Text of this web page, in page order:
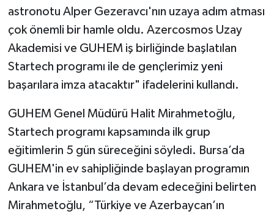
astronotu Alper Gezeravcı'nın uzaya adım atması
çok önemli bir hamle oldu. Azercosmos Uzay
Akademisi ve GUHEM iş birliğinde başlatılan
Startech programı ile de gençlerimiz yeni
başarılara imza atacaktır" ifadelerini kullandı.
GUHEM Genel Müdürü Halit Mirahmetoğlu,
Startech programı kapsamında ilk grup
eğitimlerin 5 gün süreceğini söyledi. Bursa’da
GUHEM'in ev sahipliğinde başlayan programın
Ankara ve İstanbul’da devam edeceğini belirten
Mirahmetoğlu, “Türkiye ve Azerbaycan’ın